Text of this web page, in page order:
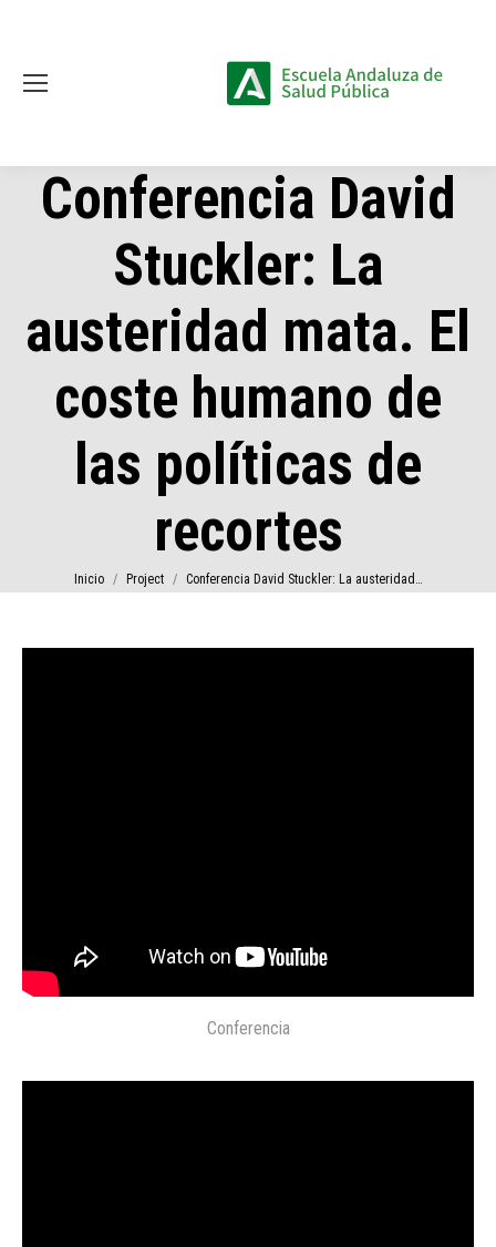
Conferencia David
Stuckler: La
austeridad mata. El
coste humano de
las políticas de
recortes
Estás aquí:
Inicio Project Conferencia David Stuckler: La austeridad…
Conferencia